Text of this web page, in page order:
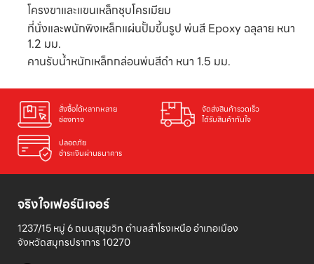
โครงขาและแขนเหล็กชุบโครเมียม
ที่นั่งและพนักพิงเหล็กแผ่นปั้มขึ้นรูป พ่นสี Epoxy ฉลุลาย หนา
1.2 มม.
คานรับน้ำหนักเหล็กกล่อนพ่นสีดำ หนา 1.5 มม.
สั่งซื้อได้หลากหลาย
ช่องทาง
จัดส่งสินค้ารวดเร็ว
ได้รับสินค้าทันใจ
ปลอดภัย
ชำระเงินผ่านธนาคาร
จริงใจเฟอร์นิเจอร์
1237/15 หมู่ 6 ถนนสุขุมวิท ตำบลสำโรงเหนือ อำเภอเมือง
จังหวัดสมุทรปราการ 10270